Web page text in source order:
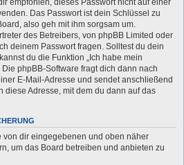
empfohlen, dieses Passwort nicht auf einer
Das Passwort ist dein Schlüssel zu
also geh mit ihm sorgsam um.
des Betreibers, von phpBB Limited oder
deinem Passwort fragen. Solltest du dein
du die Funktion „Ich habe mein
phpBB-Software fragt dich dann nach
E-Mail-Adresse und sendet anschließend
diese Adresse, mit dem du dann auf das
von dir eingegebenen und oben näher
um das Board betreiben und anbieten zu